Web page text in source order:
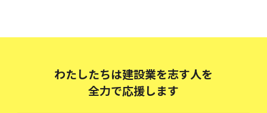
わたしたちは建設業を志す人を
全力で応援します